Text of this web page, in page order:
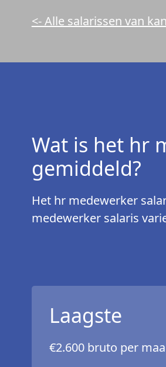
<- Alle salarissen van
Wat is het hr
gemiddeld?
Het hr medewerker
medewerker salaris
Laagste
€2.600 bruto per